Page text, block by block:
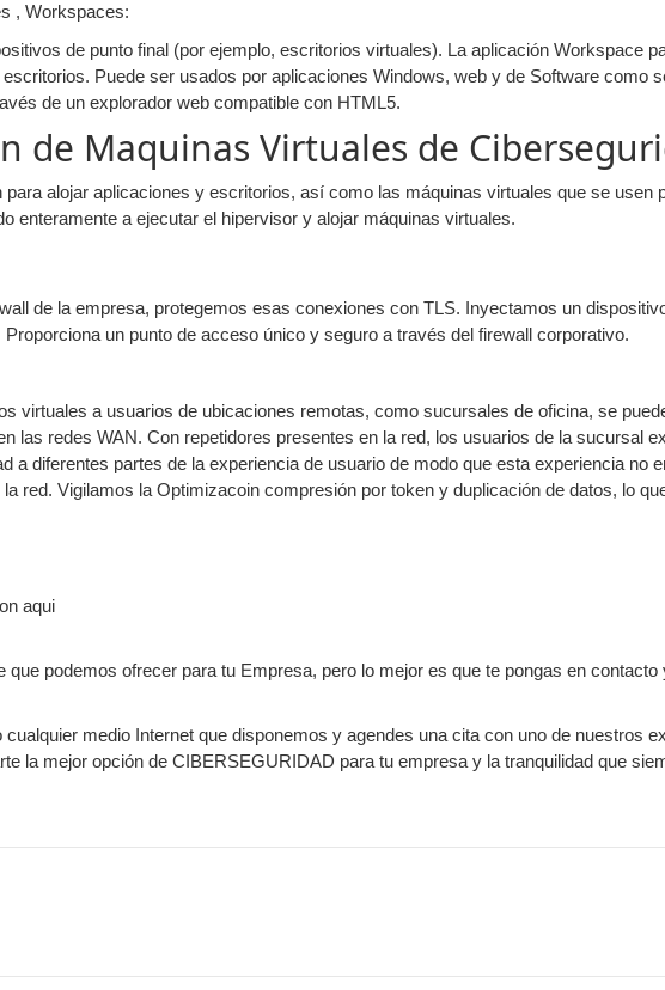
, Workspaces:
de punto final (por ejemplo, escritorios virtuales). La aplicación Workspace
Puede ser usados por aplicaciones Windows, web y de Software como
de un explorador web compatible con HTML5.
de Maquinas Virtuales de
alojar aplicaciones y escritorios, así como las máquinas virtuales que se usen
enteramente a ejecutar el hipervisor y alojar máquinas virtuales.
de la empresa, protegemos esas conexiones con TLS. Inyectamos un
un punto de acceso único y seguro a través del firewall corporativo.
virtuales a usuarios de ubicaciones remotas, como sucursales de oficina, se
las redes WAN. Con repetidores presentes en la red, los usuarios de la sucursal
a diferentes partes de la experiencia de usuario de modo que esta experiencia no
red. Vigilamos la Optimizacoin compresión por token y duplicación de datos, lo
aqui
podemos ofrecer para tu Empresa, pero lo mejor es que te pongas en
medio Internet que disponemos y agendes una cita con uno de nuestros
la mejor opción de CIBERSEGURIDAD para tu empresa y la tranquilidad que